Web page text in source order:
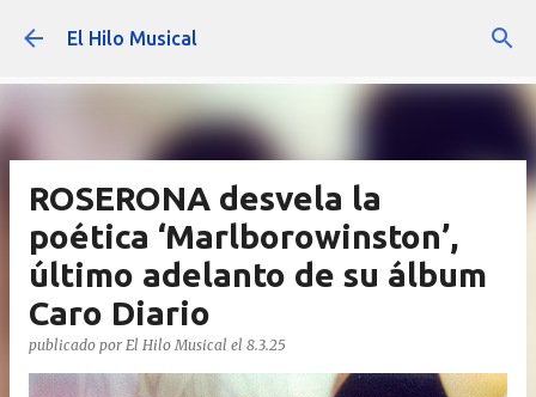
Ir al contenido principal
El Hilo Musical
ROSERONA desvela la
poética ‘Marlborowinston’,
último adelanto de su álbum
Caro Diario
publicado por El Hilo Musical el 8.3.25